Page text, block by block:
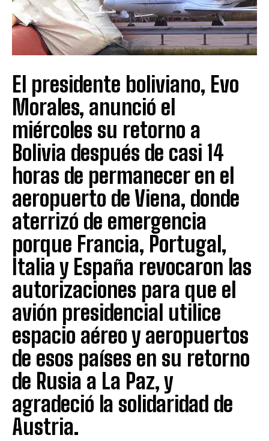
El presidente boliviano, Evo
Morales, anunció el
miércoles su retorno a
Bolivia después de casi 14
horas de permanecer en el
aeropuerto de Viena, donde
aterrizó de emergencia
porque Francia, Portugal,
Italia y España revocaron las
autorizaciones para que el
avión presidencial utilice
espacio aéreo y aeropuertos
de esos países en su retorno
de Rusia a La Paz, y
agradeció la solidaridad de
Austria.